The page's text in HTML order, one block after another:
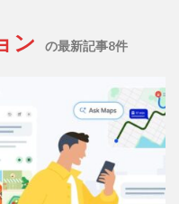
ン の最新記事8件